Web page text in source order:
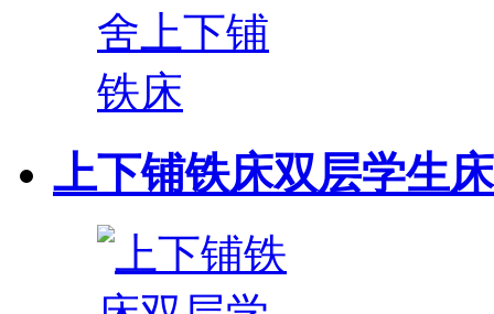
上下铺铁床双层学生床